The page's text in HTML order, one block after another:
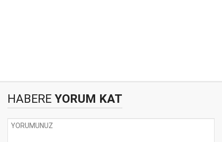
HABERE YORUM KAT